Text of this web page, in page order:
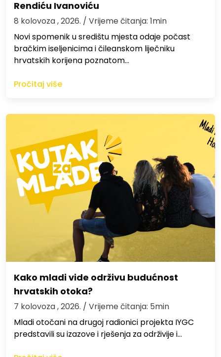
Rendiću Ivanoviću
8 kolovoza , 2026. / Vrijeme čitanja: 1min
Novi spomenik u središtu mjesta odaje počast
bračkim iseljenicima i čileanskom liječniku
hrvatskih korijena poznatom…
Pročitaj više
Kako mladi vide održivu budućnost
hrvatskih otoka?
7 kolovoza , 2026. / Vrijeme čitanja: 5min
Mladi otočani na drugoj radionici projekta IYGC
predstavili su izazove i rješenja za održivije i…